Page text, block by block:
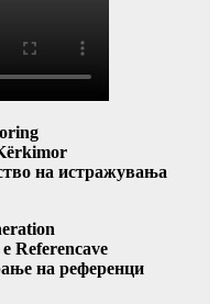
на истражувања
Referencave
на референци